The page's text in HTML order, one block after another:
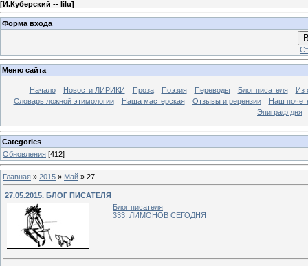
[И.Куберский -- lilu]
Форма входа
Меню сайта
Начало Новости ЛИРИКИ Проза Поэзия Переводы Блог писателя
Из
Словарь ложной этимологии
Наша мастерская Отзывы и рецензии
Наш
Эпиграф дня
Categories
Обновления [412]
Главная » 2015 » Май » 27
27.05.2015. БЛОГ ПИСАТЕЛЯ
Блог писателя
333. ЛИМОНОВ СЕГОДНЯ